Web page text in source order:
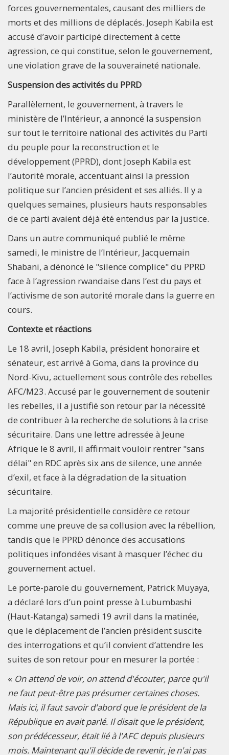
forces gouvernementales, causant des milliers de
morts et des millions de déplacés. Joseph Kabila est
accusé d’avoir participé directement à cette
agression, ce qui constitue, selon le gouvernement,
une violation grave de la souveraineté nationale.
Suspension des activités du PPRD
Parallèlement, le gouvernement, à travers le
ministère de l’Intérieur, a annoncé la suspension
sur tout le territoire national des activités du Parti
du peuple pour la reconstruction et le
développement (PPRD), dont Joseph Kabila est
l’autorité morale, accentuant ainsi la pression
politique sur l’ancien président et ses alliés. Il y a
quelques semaines, plusieurs hauts responsables
de ce parti avaient déjà été entendus par la justice.
Dans un autre communiqué publié le même
samedi, le ministre de l’Intérieur, Jacquemain
Shabani, a dénoncé le "silence complice" du PPRD
face à l’agression rwandaise dans l’est du pays et
l’activisme de son autorité morale dans la guerre en
cours.
Contexte et réactions
Le 18 avril, Joseph Kabila, président honoraire et
sénateur, est arrivé à Goma, dans la province du
Nord-Kivu, actuellement sous contrôle des rebelles
AFC/M23. Accusé par le gouvernement de soutenir
les rebelles, il a justifié son retour par la nécessité
de contribuer à la recherche de solutions à la crise
sécuritaire. Dans une lettre adressée à Jeune
Afrique le 8 avril, il affirmait vouloir rentrer "sans
délai" en RDC après six ans de silence, une année
d’exil, et face à la dégradation de la situation
sécuritaire.
La majorité présidentielle considère ce retour
comme une preuve de sa collusion avec la rébellion,
tandis que le PPRD dénonce des accusations
politiques infondées visant à masquer l’échec du
gouvernement actuel.
Le porte-parole du gouvernement, Patrick Muyaya,
a déclaré lors d’un point presse à Lubumbashi
(Haut-Katanga) samedi 19 avril dans la matinée,
que le déplacement de l’ancien président suscite
des interrogations et qu’il convient d’attendre les
suites de son retour pour en mesurer la portée :
« On attend de voir, on attend d'écouter, parce qu'il
ne faut peut-être pas présumer certaines choses.
Mais ici, il faut savoir d'abord que le président de la
République en avait parlé. Il disait que le président,
son prédécesseur, était lié à l'AFC depuis plusieurs
mois. Maintenant qu'il décide de revenir, je n'ai pas